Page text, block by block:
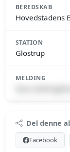
BEREDSKAB
Hovedstadens
STATION
Glostrup
MELDING
Log ind med
Del denne
Facebook